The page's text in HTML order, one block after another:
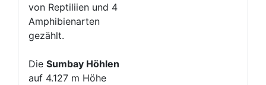
von Reptiliien und 4
Amphibienarten
gezählt.
Die Sumbay Höhlen
auf 4.127 m Höhe